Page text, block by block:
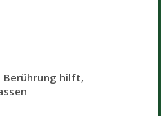
Berührung hilft,